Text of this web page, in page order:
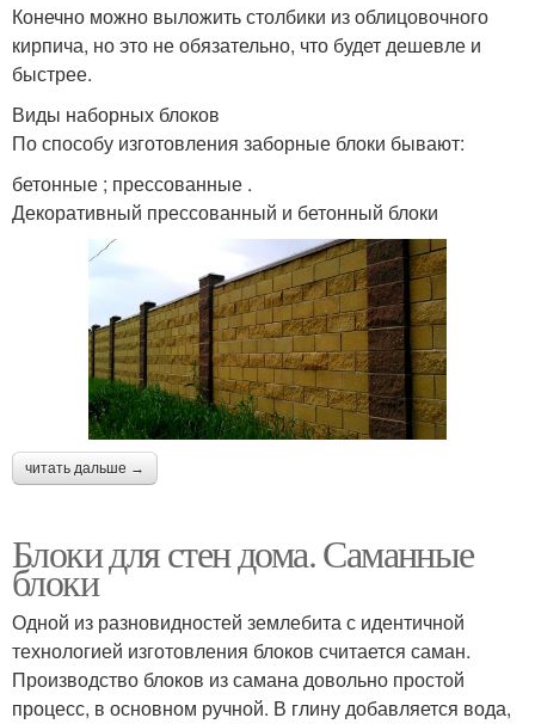
Конечно можно выложить столбики из облицовочного
кирпича, но это не обязательно, что будет дешевле и
быстрее.
Виды наборных блоков
По способу изготовления заборные блоки бывают:
бетонные ; прессованные .
Декоративный прессованный и бетонный блоки
читать дальше →
Блоки для стен дома. Саманные
блоки
Одной из разновидностей землебита с идентичной
технологией изготовления блоков считается саман.
Производство блоков из самана довольно простой
процесс, в основном ручной. В глину добавляется вода,